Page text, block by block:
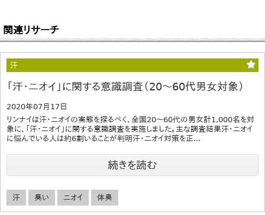
関連リサーチ
汗
「汗・ニオイ」に関する意識調査（20～60代男女対象）
2020年07月17日
リンナイは汗・ニオイの実態を探るべく、全国20～60代の男女計1,000名を対
象に、「汗・ニオイ」に関する意識調査を実施しました。主な調査結果汗・ニオイ
に悩んでいる人は約6割いることが判明汗・ニオイ対策を正...
続きを読む
汗 臭い ニオイ 体臭